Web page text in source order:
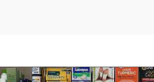
bản P50 khác, trong acid toner của